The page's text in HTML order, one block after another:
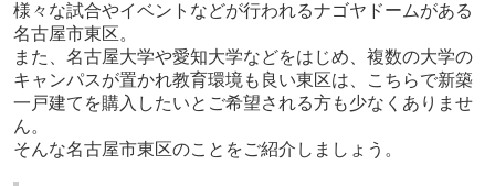
様々な試合やイベントなどが行われるナゴヤドームがある
名古屋市東区。
また、名古屋大学や愛知大学などをはじめ、複数の大学の
キャンパスが置かれ教育環境も良い東区は、こちらで新築
一戸建てを購入したいとご希望される方も少なくありませ
ん。
そんな名古屋市東区のことをご紹介しましょう。